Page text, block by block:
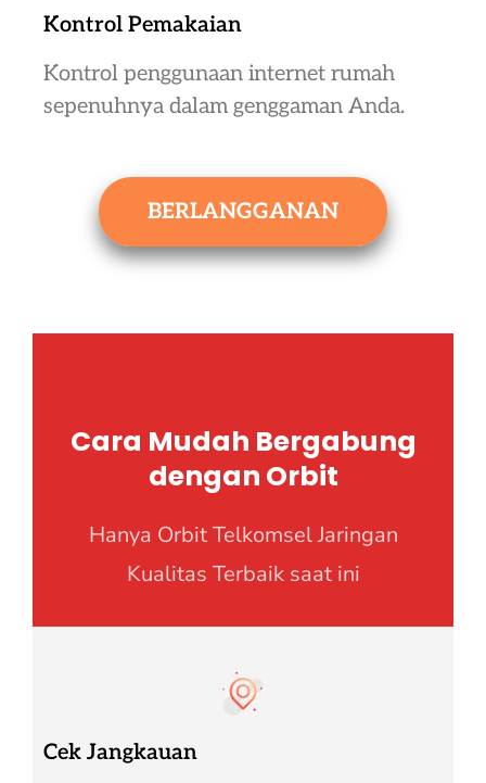
Kontrol Pemakaian
Kontrol penggunaan internet rumah
sepenuhnya dalam genggaman Anda.
BERLANGGANAN
Cara Mudah Bergabung
dengan Orbit
Hanya Orbit Telkomsel Jaringan
Kualitas Terbaik saat ini
Cek Jangkauan